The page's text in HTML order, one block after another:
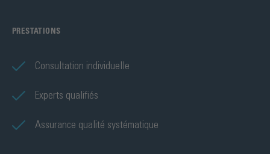
PRESTATIONS
Consultation individuelle
Experts qualifiés
Assurance qualité systématique